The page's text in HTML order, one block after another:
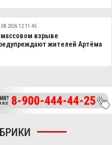
12:11:45
взрыве
жителей Артёма